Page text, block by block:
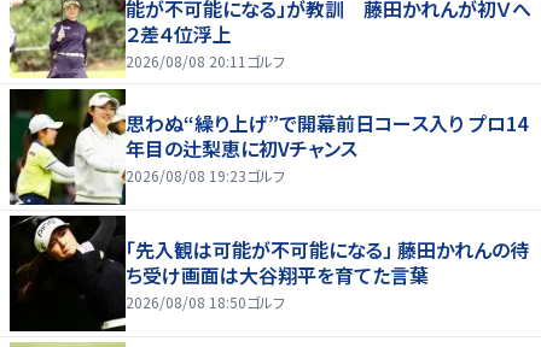
能が不可能になる」が教訓 藤田かれんが初Ｖへ
２差４位浮上
2026/08/08 20:11 ゴルフ
思わぬ“繰り上げ”で開幕前日コース入り プロ14
年目の辻梨恵に初Vチャンス
2026/08/08 19:23ゴルフ
「先入観は可能が不可能になる」 藤田かれんの待
ち受け画面は大谷翔平を育てた言葉
2026/08/08 18:50ゴルフ